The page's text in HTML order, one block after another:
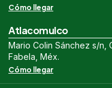
Cómo llegar
Atlacomulco
Mario Colin Sánchez s/n,
Fabela, Méx.
Cómo llegar